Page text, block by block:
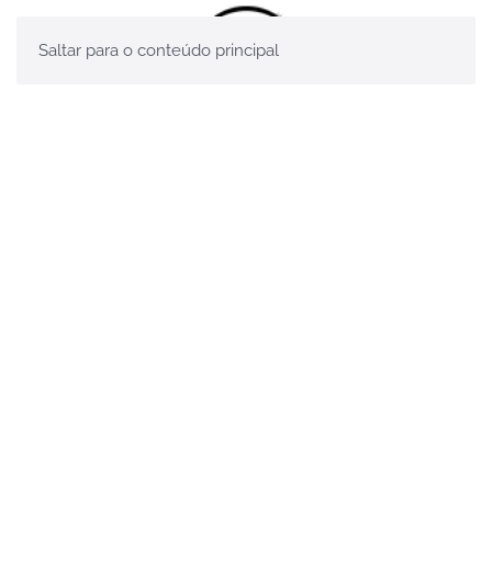
Saltar para o conteúdo principal